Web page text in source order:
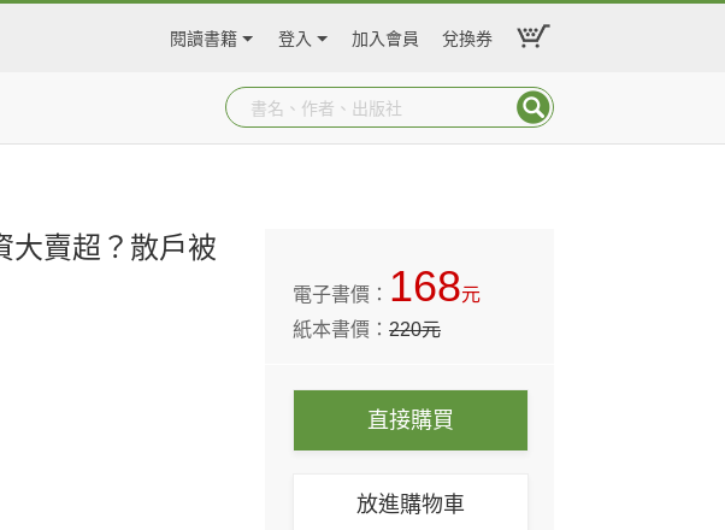
閱讀書籍 登入 加入會員 兌換券
大賣超？散戶被
電子書價： 168元
紙本書價：220元
直接購買
放進購物車